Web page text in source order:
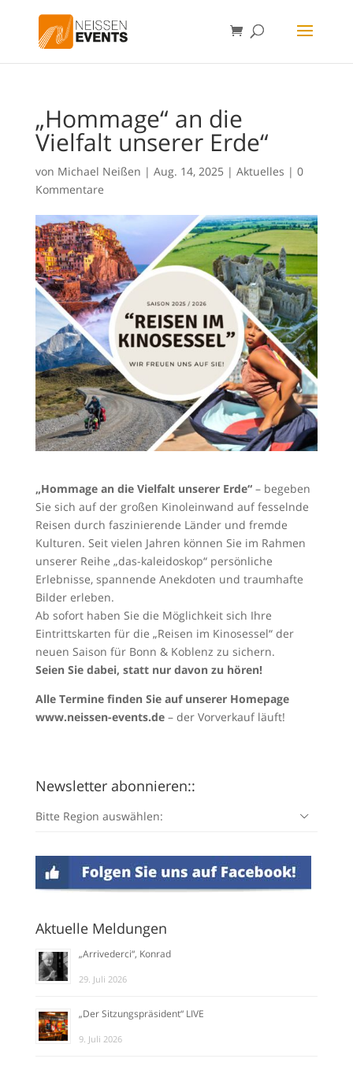
„Hommage“ an die
Vielfalt unserer Erde“
von Michael Neißen | Aug. 14, 2025 | Aktuelles | 0
Kommentare
„Hommage an die Vielfalt unserer Erde“ – begeben
Sie sich auf der großen Kinoleinwand auf fesselnde
Reisen durch faszinierende Länder und fremde
Kulturen. Seit vielen Jahren können Sie im Rahmen
unserer Reihe „das-kaleidoskop“ persönliche
Erlebnisse, spannende Anekdoten und traumhafte
Bilder erleben.
Ab sofort haben Sie die Möglichkeit sich Ihre
Eintrittskarten für die „Reisen im Kinosessel“ der
neuen Saison für Bonn & Koblenz zu sichern.
Seien Sie dabei, statt nur davon zu hören!
Alle Termine finden Sie auf unserer Homepage
www.neissen-events.de– der Vorverkauf läuft!
Newsletter abonnieren::
Bitte Region auswählen:
Aktuelle Meldungen
„Arrivederci“, Konrad
29. Juli 2026
„Der Sitzungspräsident“ LIVE
9. Juli 2026